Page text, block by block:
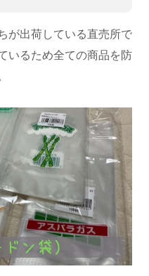
が出荷している直売所で
いるため全ての商品を防